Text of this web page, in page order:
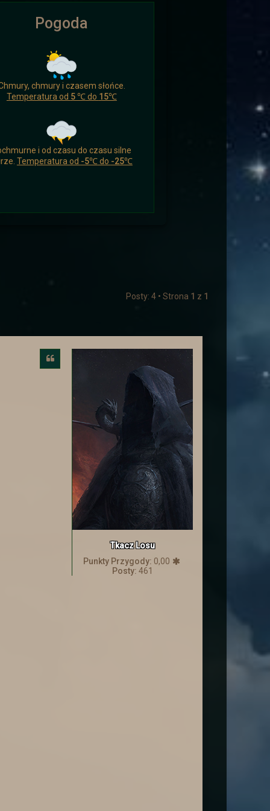
czasu nacieszyć się czymś
drogowcy zaskoczeni.
i wysłać ich aby wsparli
może. Najlepiej więc aby je
to niewygodne.
mieszkańców miasta-
temacie.
rzut kością)
tym co się tam zaczęło dziać
informacji znajdziecie
Pogoda
chmury i czasem słońce.
Temperatura od 5 ℃do 15℃
i od czasu do czasu silne
Temperatura od -5℃do -25℃
Posty: 4 • Strona 1 z 1
Tkacz Losu
Punkty Przygody: 0,00
Posty: 461